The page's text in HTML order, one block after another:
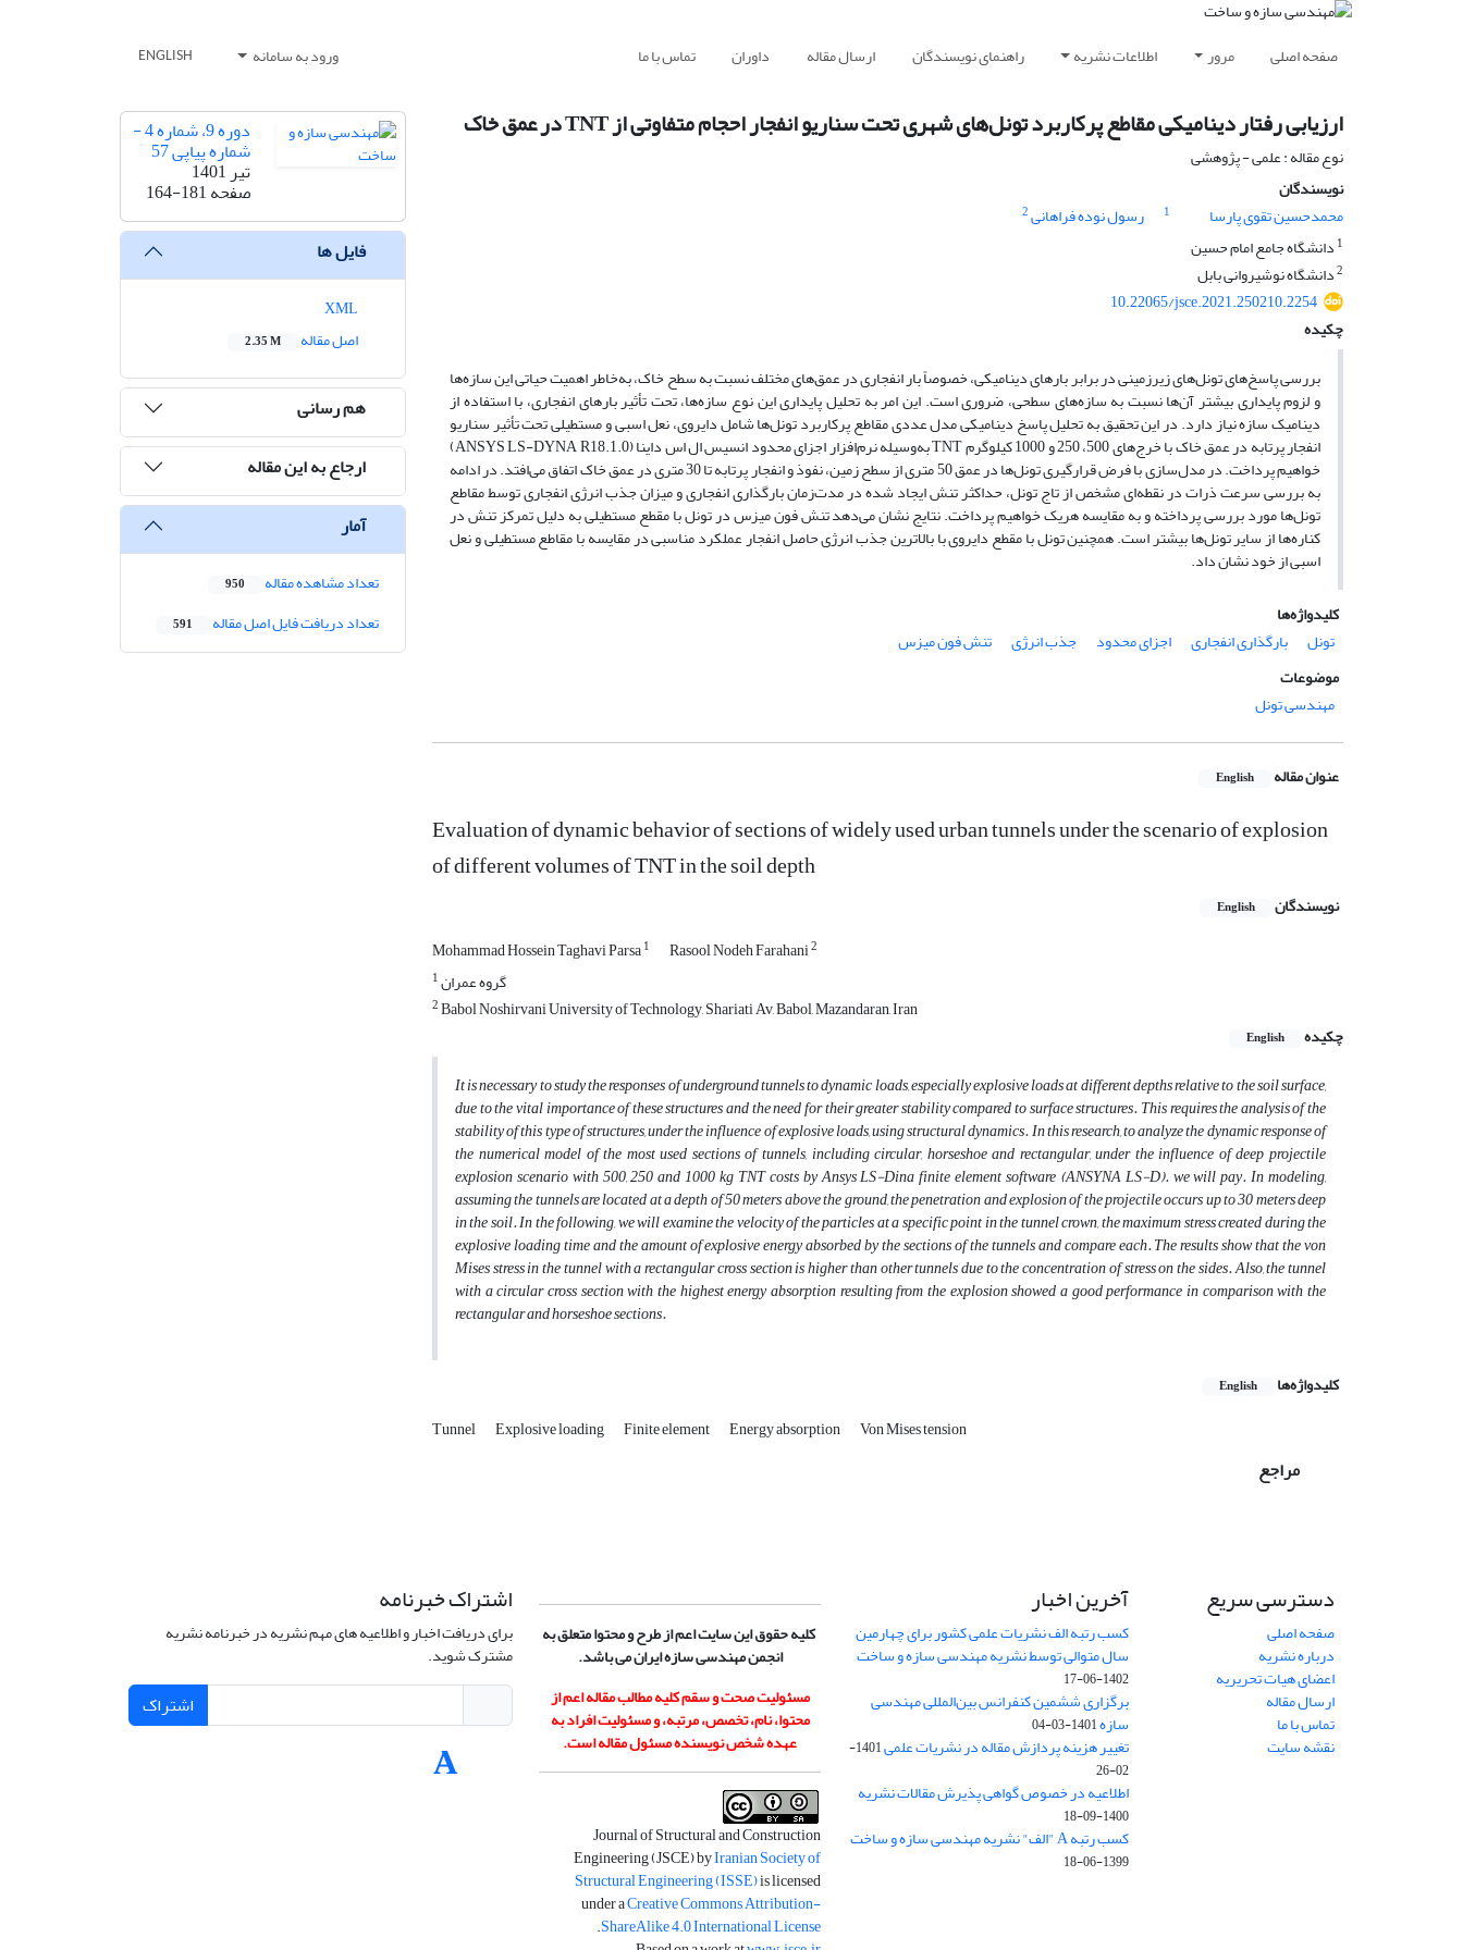
صفحه اصلی مرور اطلاعات نشریه راهنمای نویسندگان ارسال مقاله داوران تماس با ما ورود به سامانه ENGLISH
ارزیابی رفتار دینامیکی مقاطع پرکاربرد تونل‌های شهری تحت سناریو انفجار احجام متفاوتی از TNT در عمق خاک
نوع مقاله : علمی - پژوهشی
نویسندگان
محمدحسین تقوی پارسا
1 رسول نوده فراهانی2
1 دانشگاه جامع امام حسین
2دانشگاه نوشیروانی بابل
10.22065/jsce.2021.250210.2254
چکیده
بررسی پاسخ‌های تونل‌های زیرزمینی در برابر بارهای دینامیکی، خصوصاً بار انفجاری در عمق‌های مختلف نسبت به سطح خاک، به‌خاطر اهمیت حیاتی این سازه‌ها
و لزوم پایداری بیشتر آن‌ها نسبت به سازه‌های سطحی، ضروری است. این امر به تحلیل پایداری این نوع سازه‌ها، تحت تأثیر بارهای انفجاری، با استفاده از
دینامیک سازه نیاز دارد. در این تحقیق به تحلیل پاسخ دینامیکی مدل عددی مقاطع پرکاربرد تونل‌ها شامل دایروی، نعل اسبی و مستطیلی تحت تأثیر سناریو
انفجار پرتابه در عمق خاک با خرج‌های 500، 250 و 1000 کیلوگرم TNT به‌وسیله نرم‌افزار اجزای محدود انسیس ال اس داینا (ANSYS LS-DYNA R18.1.0)
خواهیم پرداخت. در مدل‌سازی با فرض قرارگیری تونل‌ها در عمق 50 متری از سطح زمین، نفوذ و انفجار پرتابه تا 30 متری در عمق خاک اتفاق می‌افتد. در ادامه
به بررسی سرعت ذرات در نقطه‌ای مشخص از تاج تونل، حداکثر تنش ایجاد شده در مدت‌زمان بارگذاری انفجاری و میزان جذب انرژی انفجاری توسط مقاطع
تونل‌ها مورد بررسی پرداخته و به مقایسه هریک خواهیم پرداخت. نتایج نشان می‌دهد تنش فون میزس در تونل با مقطع مستطیلی به دلیل تمرکز تنش در
کناره‌ها از سایر تونل‌ها بیشتر است. همچنین تونل با مقطع دایروی با بالاترین جذب انرژی حاصل انفجار عملکرد مناسبی در مقایسه با مقاطع مستطیلی و نعل
اسبی از خود نشان داد.
کلیدواژه‌ها
تونل
بارگذاری انفجاری اجزای محدود جذب انرژی
تنش فون میزس
موضوعات
مهندسی تونل
عنوان مقاله English
Evaluation of dynamic behavior of sections of widely used urban tunnels under the scenario of explosion
of different volumes of TNT in the soil depth
نویسندگان English
Mohammad Hossein Taghavi Parsa1 Rasool Nodeh Farahani2
1گروه عمران
2Babol Noshirvani University of Technology, Shariati Av, Babol, Mazandaran, Iran
چکیده
English
It is necessary to study the responses of underground tunnels to dynamic loads, especially explosive loads at different depths relative to the soil surface,
due to the vital importance of these structures and the need for their greater stability compared to surface structures. This requires the analysis of the
stability of this type of structures, under the influence of explosive loads, using structural dynamics. In this research, to analyze the dynamic response of
the numerical model of the most used sections of tunnels, including circular, horseshoe and rectangular, under the influence of deep projectile
explosion scenario with 500, 250 and 1000 kg TNT costs by Ansys LS-Dina finite element software (ANSYNA LS-D). we will pay. In modeling,
assuming the tunnels are located at a depth of 50 meters above the ground, the penetration and explosion of the projectile occurs up to 30 meters deep
in the soil. In the following, we will examine the velocity of the particles at a specific point in the tunnel crown, the maximum stress created during the
explosive loading time and the amount of explosive energy absorbed by the sections of the tunnels and compare each. The results show that the von
Mises stress in the tunnel with a rectangular cross section is higher than other tunnels due to the concentration of stress on the sides. Also, the tunnel
with a circular cross section with the highest energy absorption resulting from the explosion showed a good performance in comparison with the
rectangular and horseshoe sections.
کلیدواژه‌ها English
Tunnel Explosive loading Finite element Energy absorption Von Mises tension
مراجع
دوره 9، شماره 4 -
شماره پیاپی 57
تیر 1401
صفحه164-181
فایل ها
اصل مقاله
2.35 M
هم رسانی
ارجاع به این مقاله
آمار
تعداد مشاهده مقاله 950
تعداد دریافت فایل اصل مقاله 591
دسترسی سریع
صفحه اصلی
درباره نشریه
اعضای هیات تحریریه
ارسال مقاله
تماس با ما
نقشه سایت
آخرین اخبار
کسب رتبه الف نشریات علمی کشور برای چهارمین
سال متوالی توسط نشریه مهندسی سازه و ساخت
1402-06-17
برگزاری ششمین کنفرانس بین‌المللی مهندسی
سازه1401-03-04
تغییر هزینه پردازش مقاله در نشریات علمی
1401-
02-26
اطلاعیه در خصوص گواهی پذیرش مقالات نشریه
1400-09-18
کسب رتبه A "الف" نشریه مهندسی سازه و ساخت
1399-06-18
کلیه حقوق این سایت اعم از طرح و محتوا متعلق به
انجمن مهندسی سازه ایران می باشد.
مسئولیت صحت و سقم کلیه مطالب مقاله اعم از
محتوا، نام، تخصص، مرتبه، و مسئولیت افراد به
عهده شخص نویسنده مسئول مقاله است.
Journal of Structural and Construction
Engineering (JSCE) byIranian Society of
Structural Engineering (ISSE)is licensed
under aCreative Commons Attribution-
ShareAlike 4.0 International License
.
اشتراک خبرنامه
برای دریافت اخبار و اطلاعیه های مهم نشریه در خبرنامه نشریه
مشترک شوید.
اشتراک